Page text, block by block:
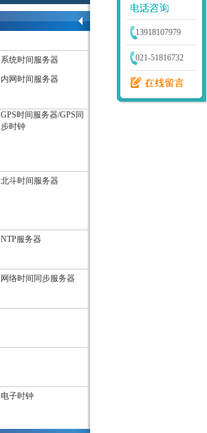
系统时间服务器
内网时间服务器
GPS时间服务器/GPS同
步时钟
北斗时间服务器
NTP服务器
网络时间同步服务器
电子时钟
13918107979
021-51816732